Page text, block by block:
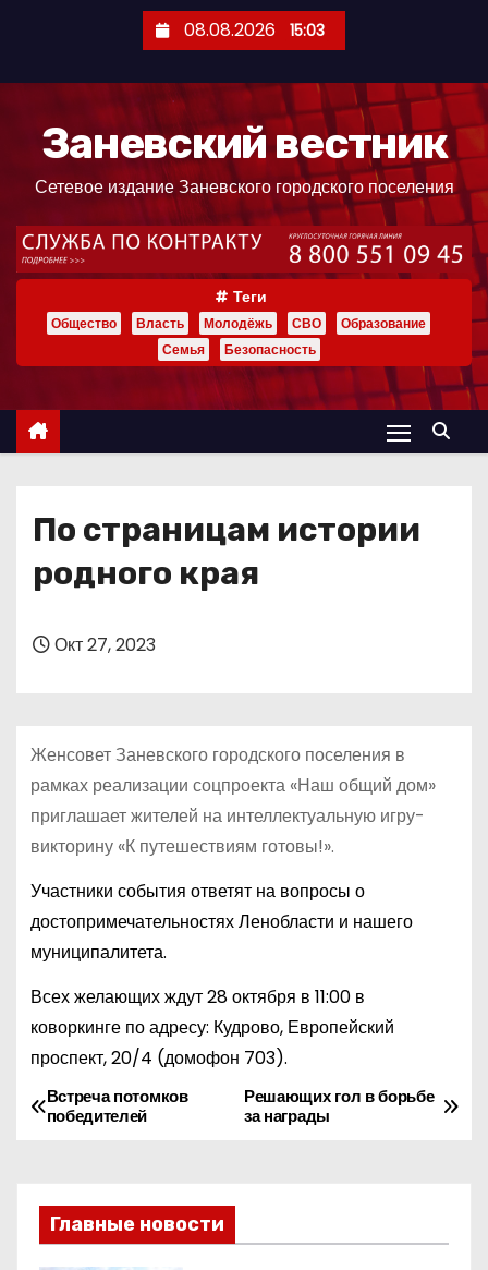
ж
08.08.2026 15:03
Заневский вестник
Сетевое издание Заневского городского поселения
Теги
Общество Власть Молодёжь СВО
Образование
Семья
Безопасность
По страницам истории
родного края
Окт 27, 2023
Женсовет Заневского городского поселения в
рамках реализации соцпроекта «Наш общий дом»
приглашает жителей на интеллектуальную игру-
викторину «К путешествиям готовы!».
Участники события ответят на вопросы о
достопримечательностях Ленобласти и нашего
муниципалитета.
Всех желающих ждут 28 октября в 11:00 в
коворкинге по адресу: Кудрово, Европейский
проспект, 20/4 (домофон 703).
Н
в
и
Решающих гол в борьбе
за награды
Встреча потомков
победителей
Главные новости